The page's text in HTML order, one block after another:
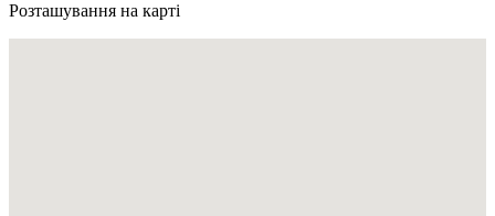
Розташування на карті